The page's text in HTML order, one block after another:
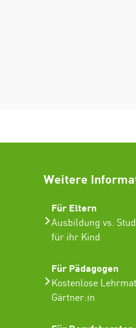
Weitere
Für Eltern
Ausbildung vs.
für ihr Kind
Für Pädagogen
Kostenlose
Gärtner:in